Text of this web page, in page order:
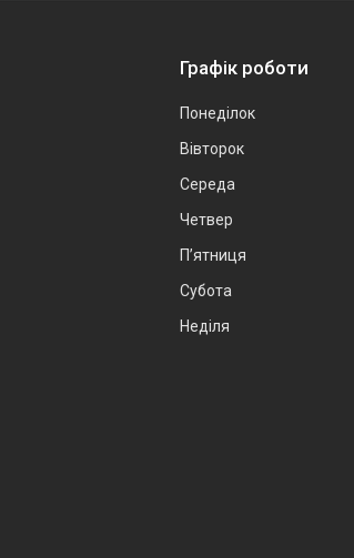
Графік роботи
Понеділок
Вівторок
Середа
Четвер
Пʼятниця
Субота
Неділя